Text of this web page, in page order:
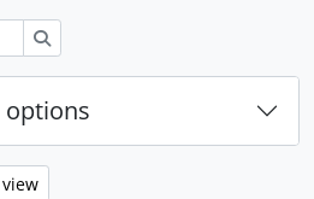
options